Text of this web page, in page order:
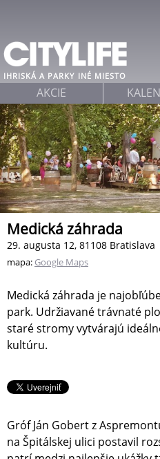
IHRISKÁ A PARKY INÉ MIESTO
Medická záhrada
29. augusta 12, 81108 Bratislava
mapa: Google Maps
Medická záhrada je
park. Udržiavané trávnaté
staré stromy vytvárajú
kultúru.
Gróf Ján Gobert z
na Špitálskej ulici postavil
AKCIE